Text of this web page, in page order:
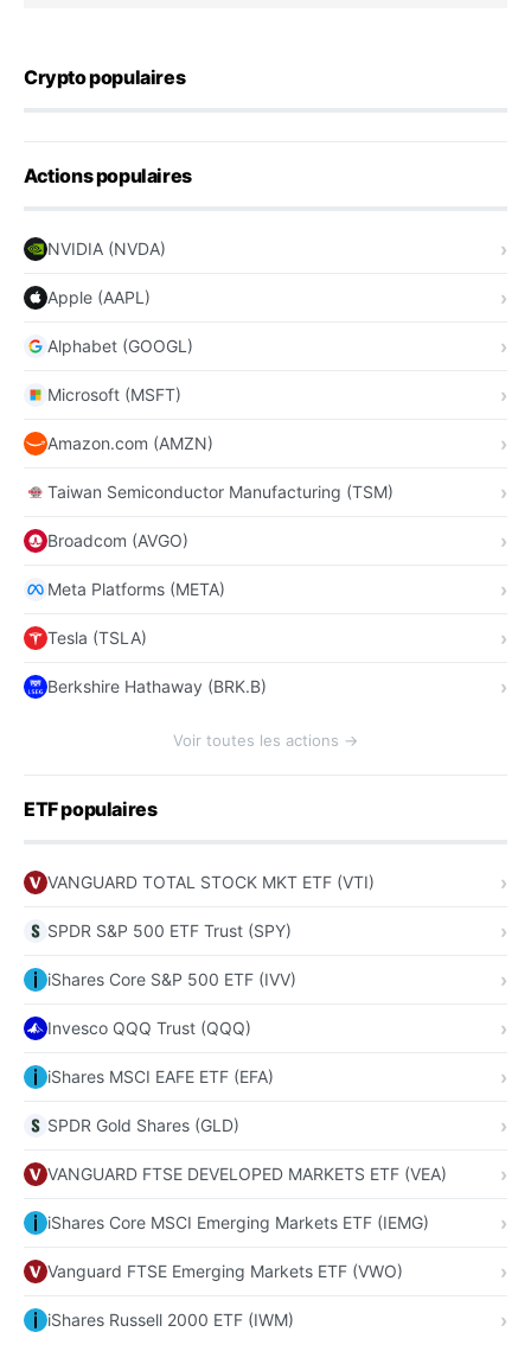
Crypto populaires
Actions populaires
NVIDIA (NVDA)
Apple (AAPL)
Alphabet (GOOGL)
Microsoft (MSFT)
Amazon.com (AMZN)
Taiwan Semiconductor Manufacturing (TSM)
Broadcom (AVGO)
Meta Platforms (META)
Tesla (TSLA)
Berkshire Hathaway (BRK.B)
Voir toutes les actions →
ETF populaires
VANGUARD TOTAL STOCK MKT ETF (VTI)
SPDR S&P 500 ETF Trust (SPY)
iShares Core S&P 500 ETF (IVV)
Invesco QQQ Trust (QQQ)
iShares MSCI EAFE ETF (EFA)
SPDR Gold Shares (GLD)
VANGUARD FTSE DEVELOPED MARKETS ETF (VEA)
iShares Core MSCI Emerging Markets ETF (IEMG)
Vanguard FTSE Emerging Markets ETF (VWO)
iShares Russell 2000 ETF (IWM)